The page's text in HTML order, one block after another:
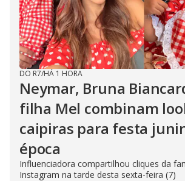
DO R7/HÁ 1 HORA
Neymar, Bruna
filha Mel combinam
caipiras para festa
época
Influenciadora compartilhou cliques da
Instagram na tarde desta sexta-feira (7)